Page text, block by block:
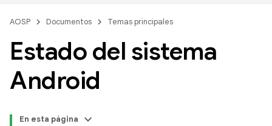
AOSP Documentos Temas principales
Estado del sistema
Android
En esta página